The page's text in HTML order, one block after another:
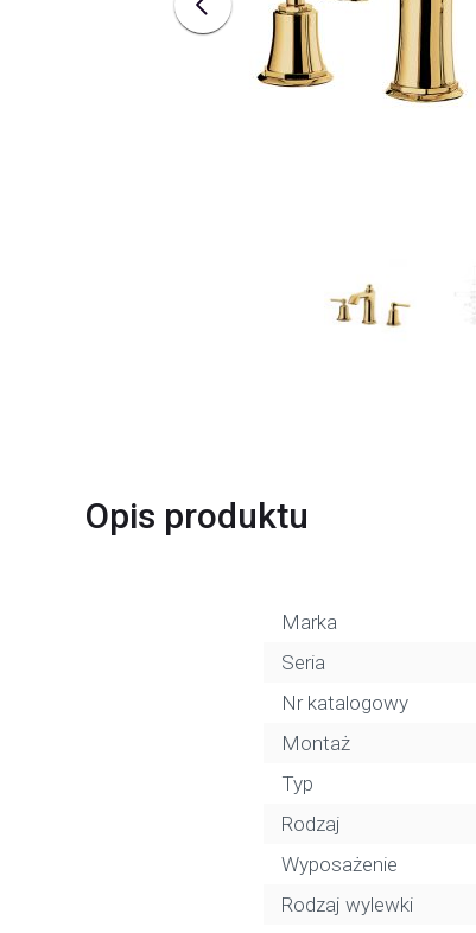
Opis produktu
Marka
Seria
Nr katalogowy
Montaż
Typ
Rodzaj
Wyposażenie
Rodzaj wylewki